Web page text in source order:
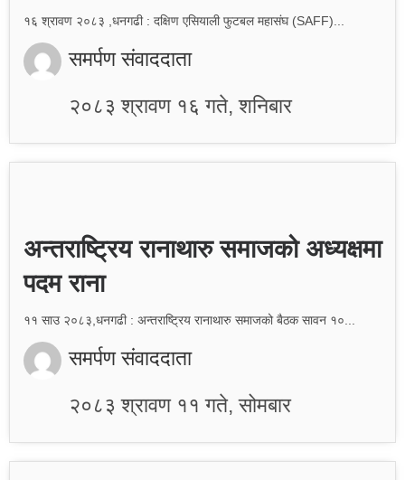
१६ श्रावण २०८३ ,धनगढी : दक्षिण एसियाली फुटबल महासंघ (SAFF)...
समर्पण संवाददाता
२०८३ श्रावण १६ गते, शनिबार
अन्तराष्ट्रिय रानाथारु समाजको अध्यक्षमा
पदम राना
११ साउ २०८३,धनगढी : अन्तराष्ट्रिय रानाथारु समाजको बैठक सावन १०...
समर्पण संवाददाता
२०८३ श्रावण ११ गते, सोमबार